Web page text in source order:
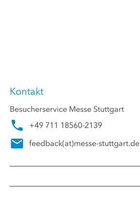
Kontakt
Besucherservice Messe Stuttgart
+49 711 18560-2139
feedback(at)messe-stuttgart.de